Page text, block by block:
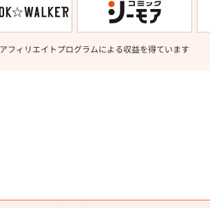
フィリエイトプログラムによる収益を得ています